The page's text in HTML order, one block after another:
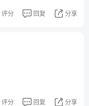
评分 回复 分享
评分 回复 分享